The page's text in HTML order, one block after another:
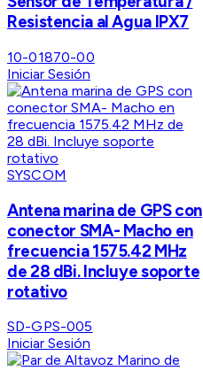
Resistencia al Agua IPX7
10-01870-00
Iniciar Sesión
SYSCOM
Antena marina de GPS con
conector SMA- Macho en
frecuencia 1575.42 MHz
de 28 dBi. Incluye soporte
rotativo
SD-GPS-005
Iniciar Sesión